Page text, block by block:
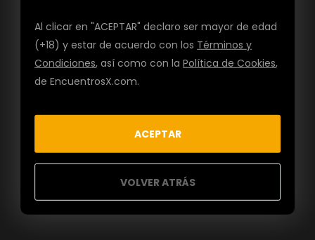
Al clicar en "ACEPTAR" declaro ser mayor de edad
(+18) y estar de acuerdo con los Términos y
Condiciones, así como con laPolítica de Cookies,
de EncuentrosX.com.
ACEPTAR
VOLVER ATRÁS